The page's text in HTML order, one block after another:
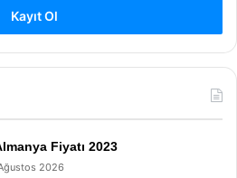
Kayıt Ol
Fiyatı 2023
2026